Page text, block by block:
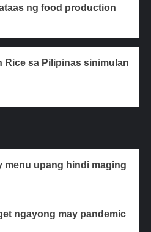
ng food production
Rice sa Pilipinas sinimulan
menu upang hindi maging
ngayong may pandemic